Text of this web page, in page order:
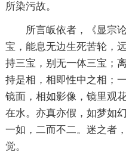
所染污故。
所言皈依者，《显宗论
宝，能息无边生死苦轮，
持三宝，别无一体三宝；
持是相，相即性中之相；
镜面，相如影像，镜里观
在水。亦真亦假，如梦如
一如，二而不二。迷之者，
觉。